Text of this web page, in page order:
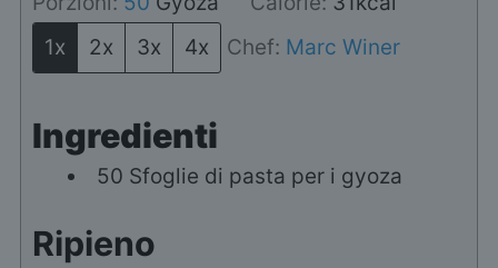
1x
2x 3x 4x Chef: Marc Winer
Ingredienti
50 Sfoglie di pasta per i gyoza
Ripieno